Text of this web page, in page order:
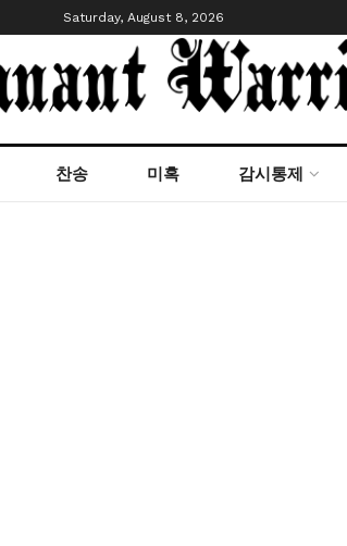
Saturday, August 8, 2026
찬송 미혹 감시통제